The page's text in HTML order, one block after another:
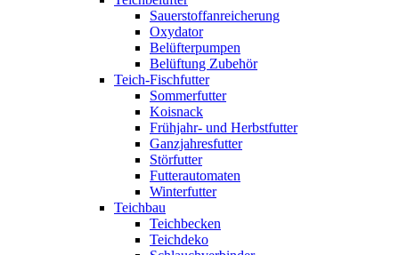
Sauerstoffanreicherung
Oxydator
Belüfterpumpen
Belüftung Zubehör
Teich-Fischfutter
Sommerfutter
Koisnack
Frühjahr- und Herbstfutter
Ganzjahresfutter
Störfutter
Futterautomaten
Winterfutter
Teichbau
Teichbecken
Teichdeko